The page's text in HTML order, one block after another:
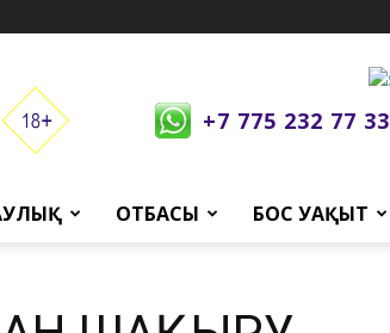
+7 775 232 77 33
ОТБАСЫ БОС УАҚЫТ